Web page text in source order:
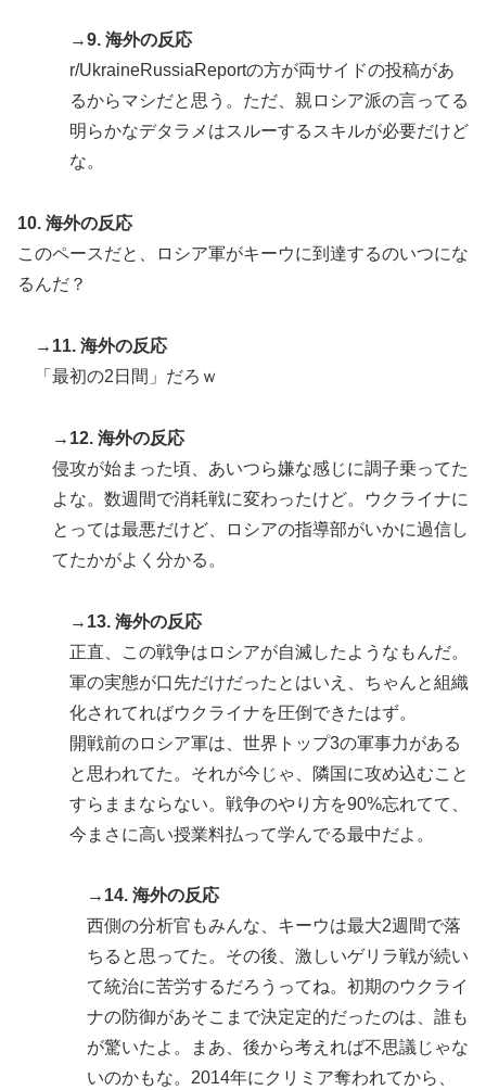
→9. 海外の反応
r/UkraineRussiaReportの方が両サイドの投稿があ
るからマシだと思う。ただ、親ロシア派の言ってる
明らかなデタラメはスルーするスキルが必要だけど
な。
10. 海外の反応
このペースだと、ロシア軍がキーウに到達するのいつにな
るんだ？
→11. 海外の反応
「最初の2日間」だろｗ
→12. 海外の反応
侵攻が始まった頃、あいつら嫌な感じに調子乗ってた
よな。数週間で消耗戦に変わったけど。ウクライナに
とっては最悪だけど、ロシアの指導部がいかに過信し
てたかがよく分かる。
→13. 海外の反応
正直、この戦争はロシアが自滅したようなもんだ。
軍の実態が口先だけだったとはいえ、ちゃんと組織
化されてればウクライナを圧倒できたはず。
開戦前のロシア軍は、世界トップ3の軍事力がある
と思われてた。それが今じゃ、隣国に攻め込むこと
すらままならない。戦争のやり方を90%忘れてて、
今まさに高い授業料払って学んでる最中だよ。
→14. 海外の反応
西側の分析官もみんな、キーウは最大2週間で落
ちると思ってた。その後、激しいゲリラ戦が続い
て統治に苦労するだろうってね。初期のウクライ
ナの防御があそこまで決定定的だったのは、誰も
が驚いたよ。まあ、後から考えれば不思議じゃな
いのかもな。2014年にクリミア奪われてから、